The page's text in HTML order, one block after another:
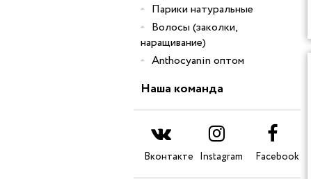
Парики натуральные
Волосы (заколки,
наращивание)
Anthocyanin оптом
Наша команда
Вконтакте Instagram Facebook